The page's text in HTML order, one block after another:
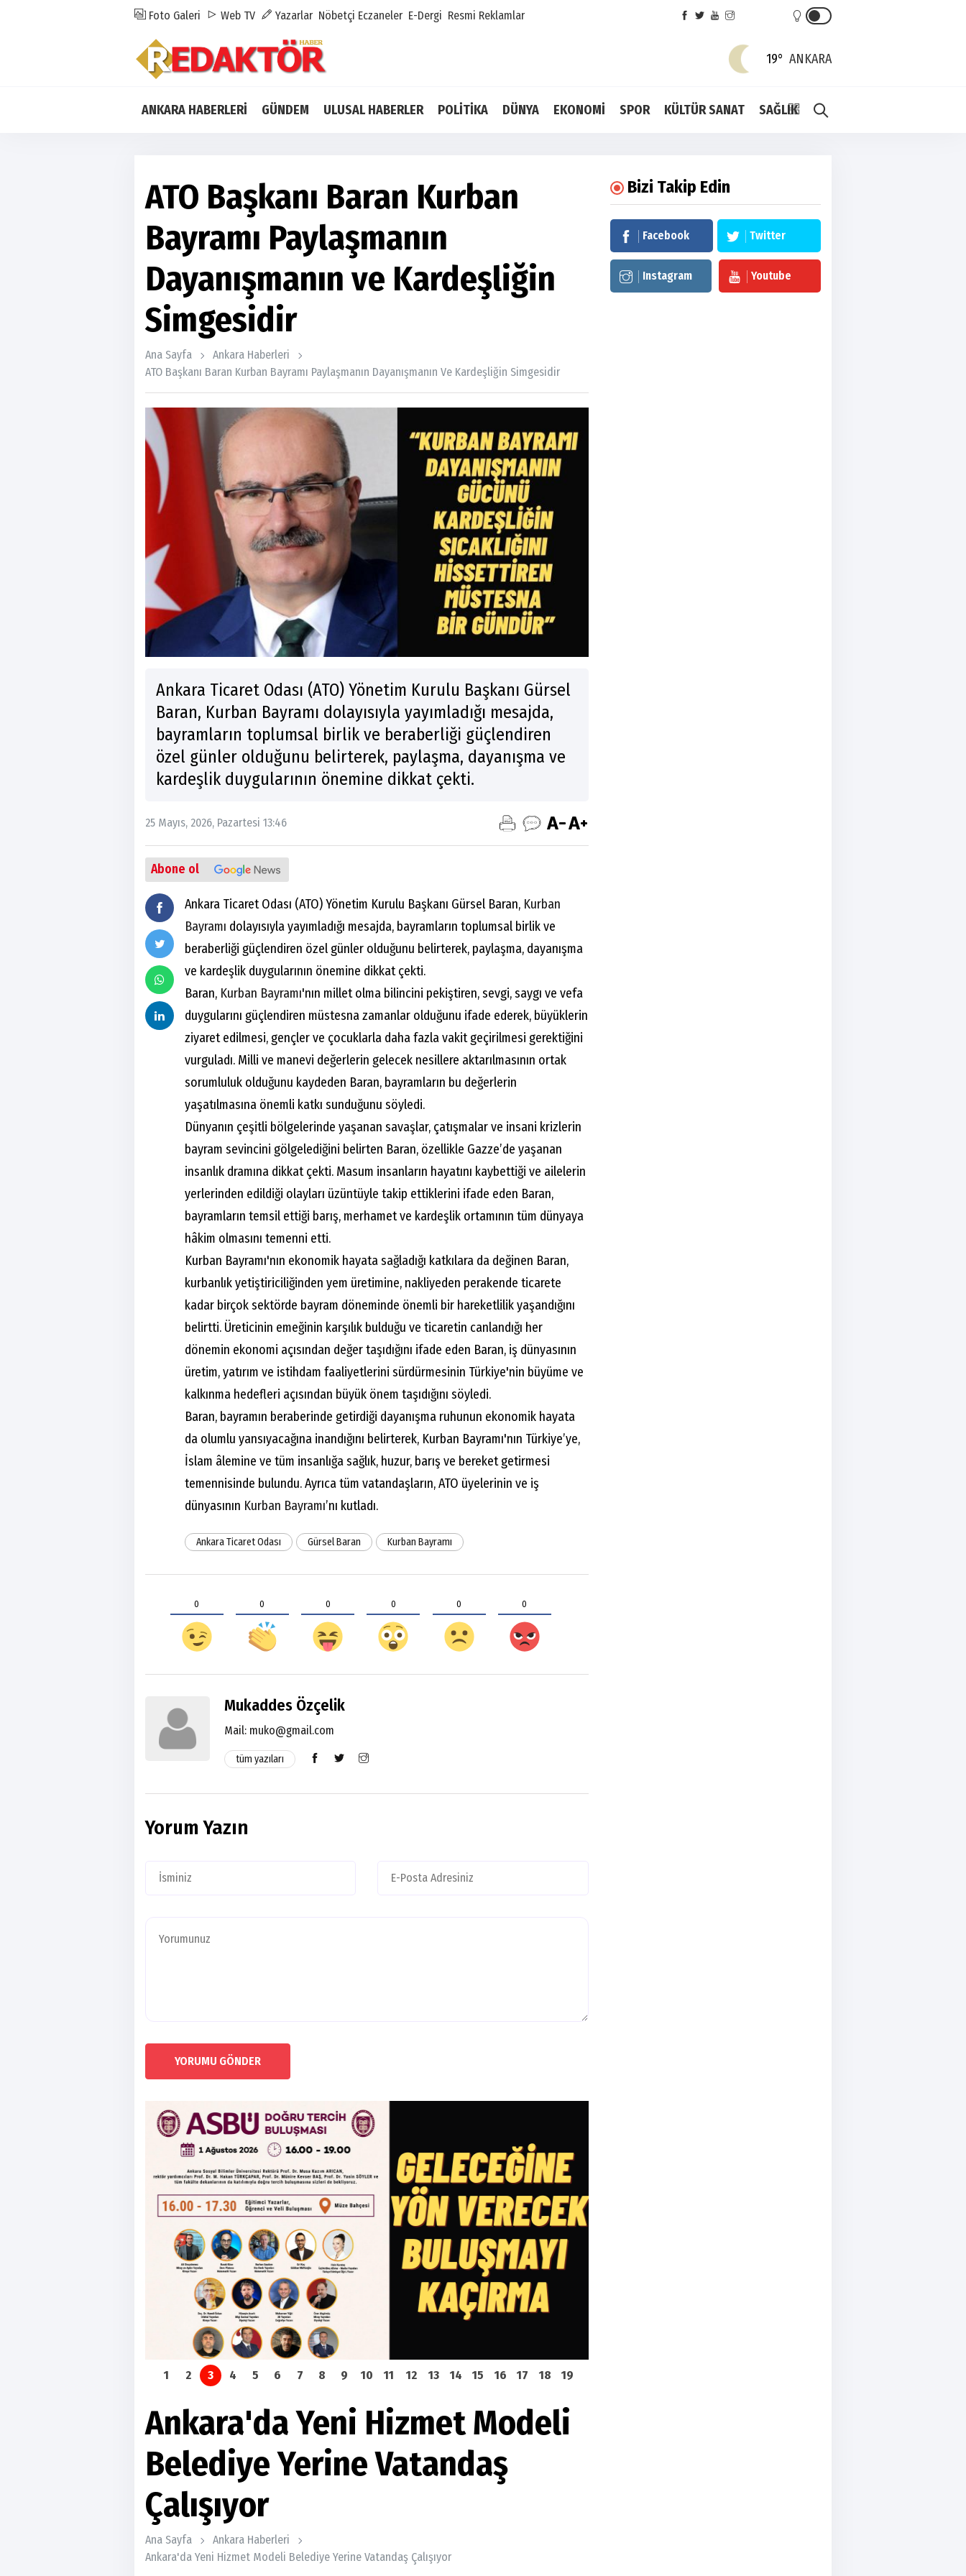
Foto Galeri Web TV Yazarlar Nöbetçi Eczaneler E-Dergi Resmi Reklamlar
19° ANKARA
ANKARA HABERLERİ GÜNDEM ULUSAL HABERLER POLİTİKA DÜNYA EKONOMİ SPOR KÜLTÜR SANAT SAĞLIK
ATO Başkanı Baran Kurban
Bayramı Paylaşmanın
Dayanışmanın ve Kardeşliğin
Simgesidir
Ana Sayfa
Ankara Haberleri
ATO Başkanı Baran Kurban Bayramı Paylaşmanın Dayanışmanın Ve Kardeşliğin Simgesidir
Ankara Ticaret Odası (ATO) Yönetim Kurulu Başkanı Gürsel
Baran, Kurban Bayramı dolayısıyla yayımladığı mesajda,
bayramların toplumsal birlik ve beraberliği güçlendiren
özel günler olduğunu belirterek, paylaşma, dayanışma ve
kardeşlik duygularının önemine dikkat çekti.
25 Mayıs, 2026, Pazartesi 13:46
Abone ol
Ankara Ticaret Odası (ATO) Yönetim Kurulu Başkanı Gürsel Baran, Kurban
Bayramı dolayısıyla yayımladığı mesajda, bayramların toplumsal birlik ve
beraberliği güçlendiren özel günler olduğunu belirterek, paylaşma, dayanışma
ve kardeşlik duygularının önemine dikkat çekti.
Baran, Kurban Bayramı'nın millet olma bilincini pekiştiren, sevgi, saygı ve vefa
duygularını güçlendiren müstesna zamanlar olduğunu ifade ederek, büyüklerin
ziyaret edilmesi, gençler ve çocuklarla daha fazla vakit geçirilmesi gerektiğini
vurguladı. Milli ve manevi değerlerin gelecek nesillere aktarılmasının ortak
sorumluluk olduğunu kaydeden Baran, bayramların bu değerlerin
yaşatılmasına önemli katkı sunduğunu söyledi.
Dünyanın çeşitli bölgelerinde yaşanan savaşlar, çatışmalar ve insani krizlerin
bayram sevincini gölgelediğini belirten Baran, özellikle Gazze’de yaşanan
insanlık dramına dikkat çekti. Masum insanların hayatını kaybettiği ve ailelerin
yerlerinden edildiği olayları üzüntüyle takip ettiklerini ifade eden Baran,
bayramların temsil ettiği barış, merhamet ve kardeşlik ortamının tüm dünyaya
hâkim olmasını temenni etti.
Kurban Bayramı'nın ekonomik hayata sağladığı katkılara da değinen Baran,
kurbanlık yetiştiriciliğinden yem üretimine, nakliyeden perakende ticarete
kadar birçok sektörde bayram döneminde önemli bir hareketlilik yaşandığını
belirtti. Üreticinin emeğinin karşılık bulduğu ve ticaretin canlandığı her
dönemin ekonomi açısından değer taşıdığını ifade eden Baran, iş dünyasının
üretim, yatırım ve istihdam faaliyetlerini sürdürmesinin Türkiye'nin büyüme ve
kalkınma hedefleri açısından büyük önem taşıdığını söyledi.
Baran, bayramın beraberinde getirdiği dayanışma ruhunun ekonomik hayata
da olumlu yansıyacağına inandığını belirterek, Kurban Bayramı'nın Türkiye’ye,
İslam âlemine ve tüm insanlığa sağlık, huzur, barış ve bereket getirmesi
temennisinde bulundu. Ayrıca tüm vatandaşların, ATO üyelerinin ve iş
dünyasının Kurban Bayramı’nı kutladı.
Ankara Ticaret Odası Gürsel Baran Kurban Bayramı
0 0 0 0 0 0
Mukaddes Özçelik
Mail: muko@gmail.com
tüm yazıları
Yorum Yazın
YORUMU GÖNDER
1 2 3 4 5 6 7 8 9 10 11 12 13 14 15 16 17 18 19
Ankara'da Yeni Hizmet Modeli
Belediye Yerine Vatandaş
Çalışıyor
Ana Sayfa
Ankara Haberleri
Ankara'da Yeni Hizmet Modeli Belediye Yerine Vatandaş Çalışıyor
Bizi Takip Edin
Facebook Twitter
Instagram Youtube